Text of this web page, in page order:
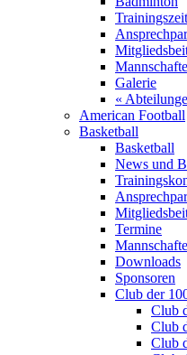
Galerie
«
American Football
Basketball
Basketball
News und
Termine
Downloads
Sponsoren
Club der
Club
Club
Club